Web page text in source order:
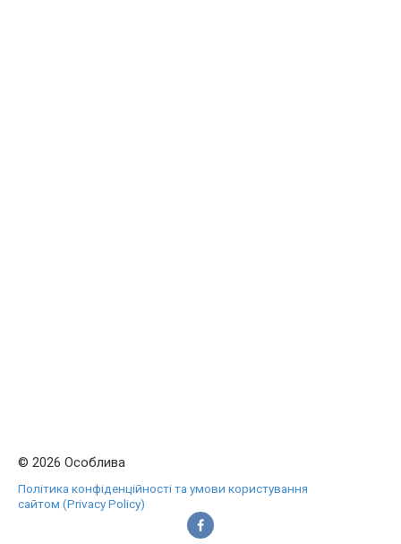
© 2026 Особлива
Політика конфіденційності та умови користування
сайтом (Privacy Policy)